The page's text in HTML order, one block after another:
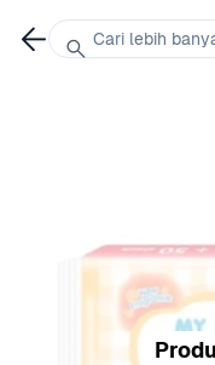
Cari lebih